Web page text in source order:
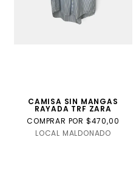
CAMISA SIN MANGAS
RAYADA TRF ZARA
COMPRAR POR $470,00
LOCAL MALDONADO